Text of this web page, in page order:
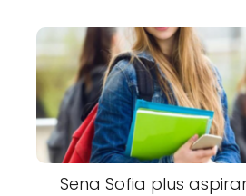
Sena Sofia plus